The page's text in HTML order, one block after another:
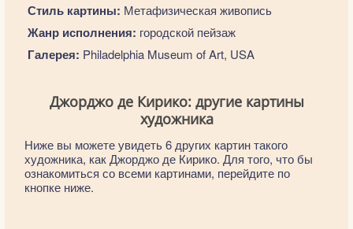
Стиль картины: Метафизическая живопись
Жанр исполнения: городской пейзаж
Галерея: Philadelphia Museum of Art, USA
Джорджо де Кирико: другие картины
художника
Ниже вы можете увидеть 6 других картин такого
художника, как Джорджо де Кирико. Для того, что бы
ознакомиться со всеми картинами, перейдите по
кнопке ниже.